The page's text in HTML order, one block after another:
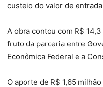
custeio do valor de entrada.
A obra contou com R$
fruto da parceria entre
Econômica Federal e a
O aporte de R$ 1,65